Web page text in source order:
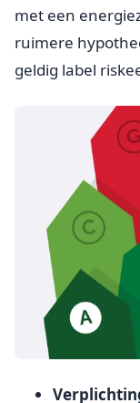
met een
ruimere
geldig label